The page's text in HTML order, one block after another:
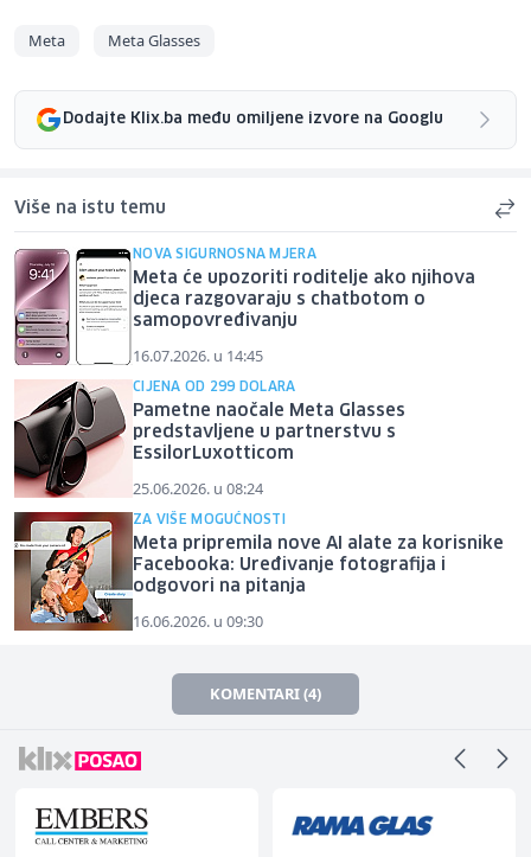
Meta Meta Glasses
Dodajte Klix.ba među omiljene izvore na Googlu
Više na istu temu
NOVA SIGURNOSNA MJERA
Meta će upozoriti roditelje ako njihova
djeca razgovaraju s chatbotom o
samopovređivanju
16.07.2026. u 14:45
CIJENA OD 299 DOLARA
Pametne naočale Meta Glasses
predstavljene u partnerstvu s
EssilorLuxotticom
25.06.2026. u 08:24
ZA VIŠE MOGUĆNOSTI
Meta pripremila nove AI alate za korisnike
Facebooka: Uređivanje fotografija i
odgovori na pitanja
16.06.2026. u 09:30
KOMENTARI (4)